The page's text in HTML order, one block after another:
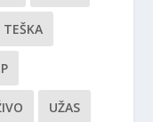
TEŠKA
UŽAS